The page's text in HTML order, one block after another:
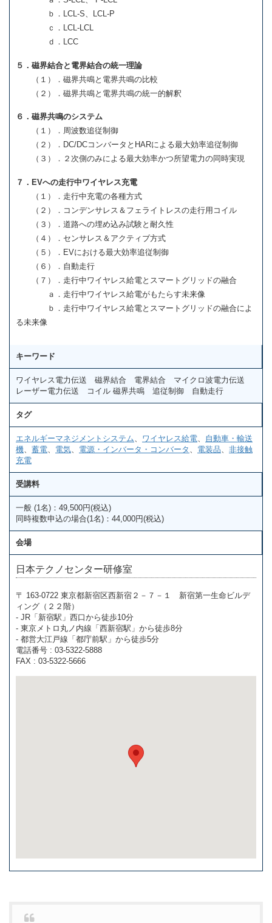
ｂ．LCL-S、LCL-P
ｃ．LCL-LCL
ｄ．LCC
５．磁界結合と電界結合の統一理論
（１）．磁界共鳴と電界共鳴の比較
（２）．磁界共鳴と電界共鳴の統一的解釈
６．磁界共鳴のシステム
（１）．周波数追従制御
（２）．DC/DCコンバータとHARによる最大効率追従制御
（３）．２次側のみによる最大効率かつ所望電力の同時実現
７．EVへの走行中ワイヤレス充電
（１）．走行中充電の各種方式
（２）．コンデンサレス＆フェライトレスの走行用コイル
（３）．道路への埋め込み試験と耐久性
（４）．センサレス＆アクティブ方式
（５）．EVにおける最大効率追従制御
（６）．自動走行
（７）．走行中ワイヤレス給電とスマートグリッドの融合
ａ．走行中ワイヤレス給電がもたらす未来像
ｂ．走行中ワイヤレス給電とスマートグリッドの融合によ
る未来像
キーワード
ワイヤレス電力伝送 磁界結合 電界結合 マイクロ波電力伝送
レーザー電力伝送 コイル 磁界共鳴 追従制御 自動走行
タグ
エネルギーマネジメントシステム、 ワイヤレス給電、 自動車・輸送
機、 蓄電、 電気、 電源・インバータ・コンバータ 、 電装品、 非接触
充電
受講料
一般 (1名)：49,500円(税込)
同時複数申込の場合(1名)：44,000円(税込)
会場
日本テクノセンター研修室
〒 163-0722 東京都新宿区西新宿２－７－１ 新宿第一生命ビルデ
ィング（２２階）
- JR「新宿駅」西口から徒歩10分
- 東京メトロ丸ノ内線「西新宿駅」から徒歩8分
- 都営大江戸線「都庁前駅」から徒歩5分
電話番号 : 03-5322-5888
FAX : 03-5322-5666